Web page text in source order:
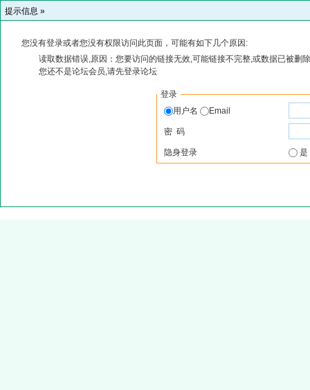
提示信息 »
您没有登录或者您没有权限访问此页面，可能有如下几个原因:
读取数据错误,原因：您要访问的链接无效,可能链接不完整,或数据已被删
您还不是论坛会员,请先登录论坛
登录
用户名
Email
密 码
隐身登录